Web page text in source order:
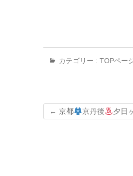
カテゴリー : TOPペー
← 京都 京丹後 夕日